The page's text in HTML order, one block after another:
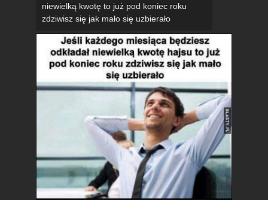
niewielką kwotę to już pod koniec roku
zdziwisz się jak mało się uzbierało